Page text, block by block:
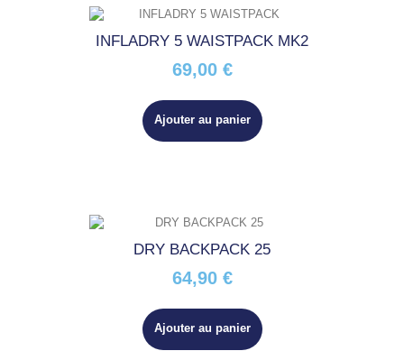
INFLADRY 5 WAISTPACK MK2
69,00 €
Ajouter au panier
DRY BACKPACK 25
64,90 €
Ajouter au panier